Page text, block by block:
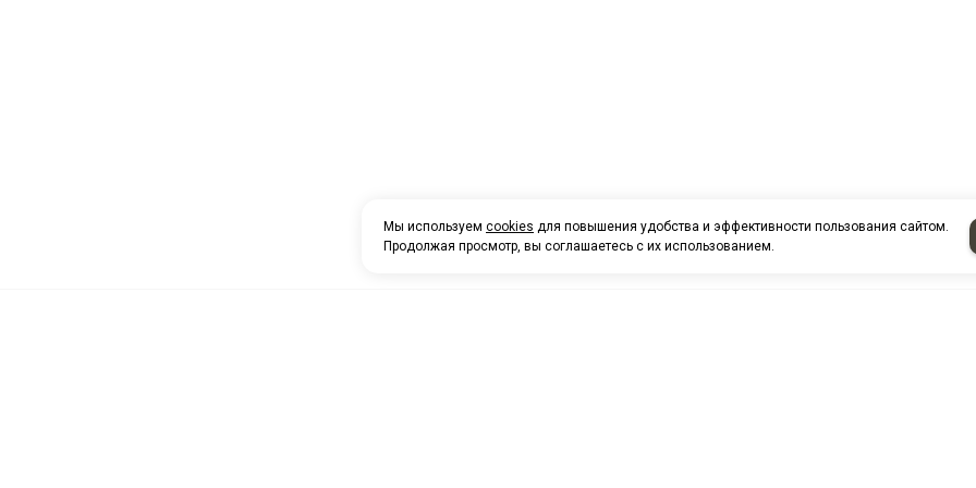
Мы используем cookies для повышения удобства и эффективности пользования сайтом.
Продолжая просмотр, вы соглашаетесь с их использованием.